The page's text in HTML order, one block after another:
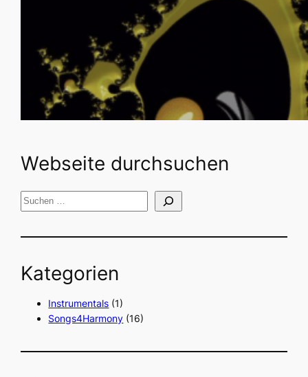
Webseite durchsuchen
S
c
e
Kategorien
Instrumentals (1)
Songs4Harmony (16)